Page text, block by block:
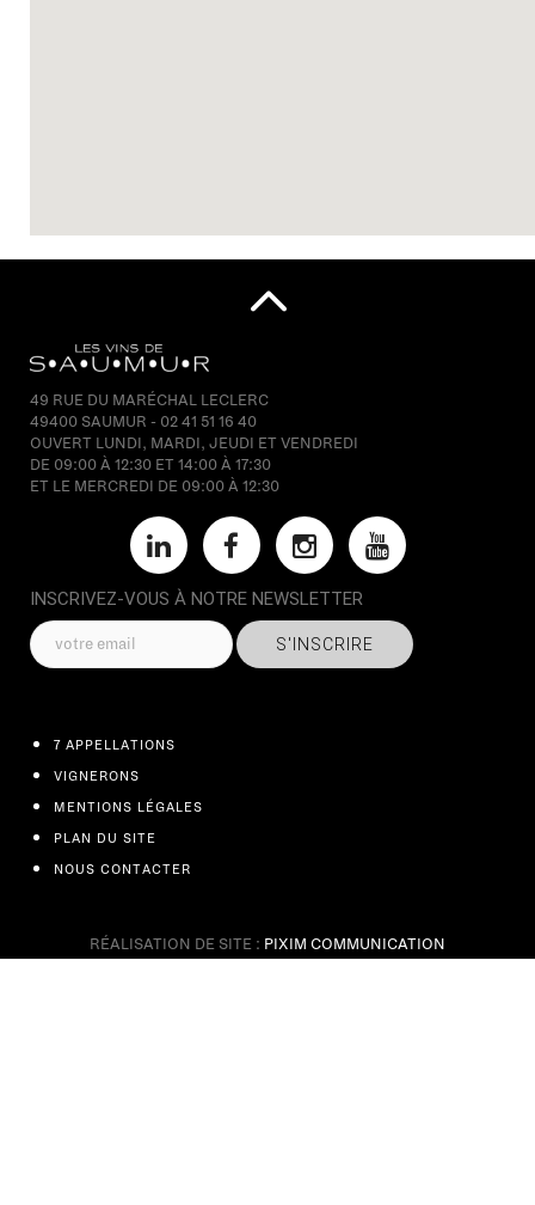
49 RUE DU MARÉCHAL LECLERC
49400 SAUMUR - 02 41 51 16 40
OUVERT LUNDI, MARDI, JEUDI ET VENDREDI
DE 09:00 À 12:30 ET 14:00 À 17:30
ET LE MERCREDI DE 09:00 À 12:30
INSCRIVEZ-VOUS À NOTRE NEWSLETTER
S'INSCRIRE
7 APPELLATIONS
VIGNERONS
MENTIONS LÉGALES
PLAN DU SITE
NOUS CONTACTER
RÉALISATION DE SITE : PIXIM COMMUNICATION